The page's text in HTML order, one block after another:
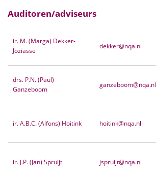
Auditoren/adviseurs
ir. M. (Marga) Dekker-
Joziasse
dekker@nqa.nl
drs. P.N. (Paul)
Ganzeboom
ganzeboom@nqa.nl
ir. A.B.C. (Alfons) Hoitink hoitink@nqa.nl
ir. J.P. (Jan) Spruijt jspruijt@nqa.nl